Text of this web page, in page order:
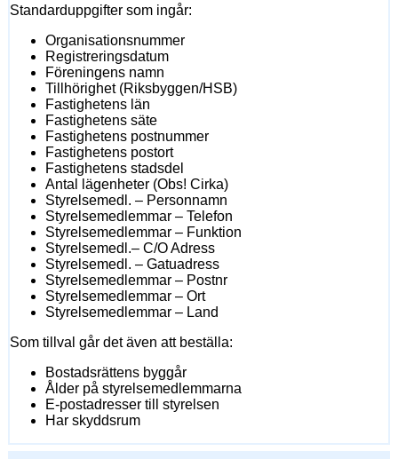
Standarduppgifter som ingår:
Organisationsnummer
Registreringsdatum
Föreningens namn
Tillhörighet (Riksbyggen/HSB)
Fastighetens län
Fastighetens säte
Fastighetens postnummer
Fastighetens postort
Fastighetens stadsdel
Antal lägenheter (Obs! Cirka)
Styrelsemedl. – Personnamn
Styrelsemedlemmar – Telefon
Styrelsemedlemmar – Funktion
Styrelsemedl.– C/O Adress
Styrelsemedl. – Gatuadress
Styrelsemedlemmar – Postnr
Styrelsemedlemmar – Ort
Styrelsemedlemmar – Land
Som tillval går det även att beställa:
Bostadsrättens byggår
Ålder på styrelsemedlemmarna
E-postadresser till styrelsen
Har skyddsrum